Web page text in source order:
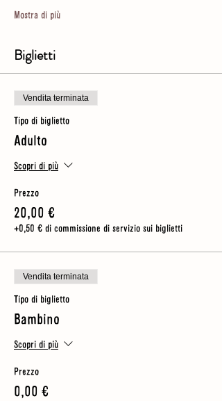
Mostra di più
Biglietti
Vendita terminata
Tipo di biglietto
Adulto
Scopri di più
Prezzo
20,00 €
+0,50 € di commissione di servizio sui biglietti
Vendita terminata
Tipo di biglietto
Bambino
Scopri di più
Prezzo
0,00 €